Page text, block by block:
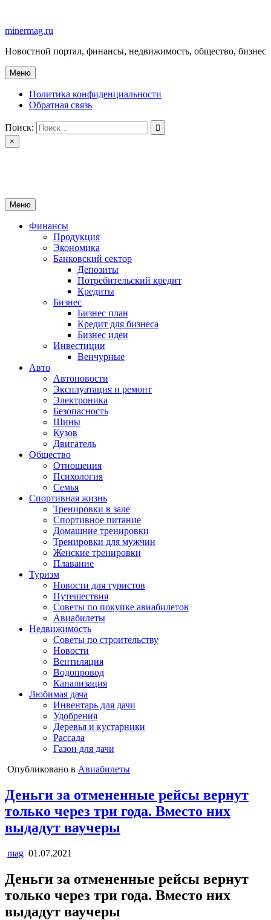
содержимому
minermag.ru
Новостной портал, финансы, недвижимость, общество, бизнес
Меню
Политика конфиденциальности
Обратная связь
Поиск:
×
Меню
Финансы
Продукция
Экономика
Банковский сектор
Депозиты
Потребительский кредит
Кредиты
Бизнес
Бизнес план
Кредит для бизнеса
Бизнес идеи
Инвестиции
Венчурные
Авто
Автоновости
Эксплуатация и ремонт
Электроника
Безопасность
Шины
Кузов
Двигатель
Общество
Отношения
Психология
Семья
Спортивная жизнь
Тренировки в зале
Спортивное питание
Домашние тренировки
Тренировки для мужчин
Женские тренировки
Плавание
Туризм
Новости для туристов
Путешествия
Советы по покупке авиабилетов
Авиабилеты
Недвижимость
Советы по строительству
Новости
Вентиляция
Водопровод
Канализация
Любимая дача
Инвентарь для дачи
Удобрения
Деревья и кустарники
Рассада
Газон для дачи
Опубликовано в Авиабилеты
Деньги за отмененные рейсы вернут
только через три года. Вместо них
выдадут ваучеры
mag 01.07.2021
Деньги за отмененные рейсы вернут
только через три года. Вместо них
выдадут ваучеры